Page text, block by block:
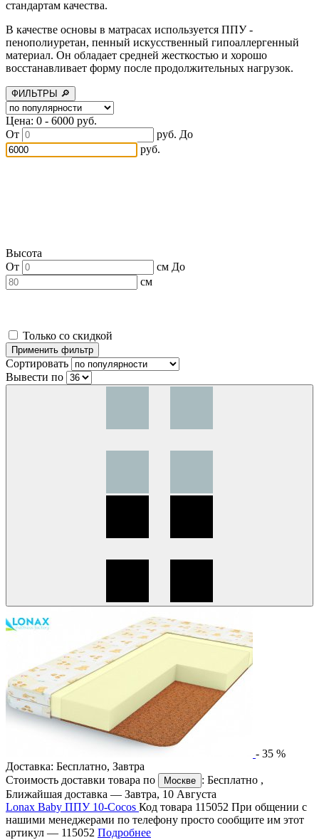
стандартам качества.
В качестве основы в матрасах используется ППУ -
пенополиуретан, пенный искусственный гипоаллергенный
материал. Он обладает средней жесткостью и хорошо
восстанавливает форму после продолжительных нагрузок.
ФИЛЬТРЫ 🔎
Цена: 0 - 6000 руб.
От
руб. До
руб.
Высота
От
см До
см
Только со скидкой
Сортировать
Вывести по
- 35 %
Доставка: Бесплатно, Завтра
Стоимость доставки товара по
Москве : Бесплатно ,
Ближайшая доставка — Завтра, 10 Августа
Lonax Baby ППУ 10-Cocos Код товара 115052 При общении с
нашими менеджерами по телефону просто сообщите им этот
артикул — 115052 Подробнее